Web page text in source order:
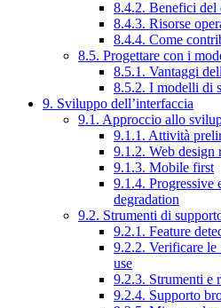
8.4.2. Benefici del
8.4.3. Risorse
8.4.4. Come
8.5. Progettare con i
8.5.1. Vantaggi
8.5.2. I modelli di
9. Sviluppo dell’interfaccia
9.1. Approccio allo
9.1.1. Attività
9.1.2. Web design
9.1.3. Mobile first
9.1.4. Progressive
degradation
9.2. Strumenti di
9.2.1. Feature
9.2.2. Verificare
use
9.2.3. Strumenti e
9.2.4. Supporto